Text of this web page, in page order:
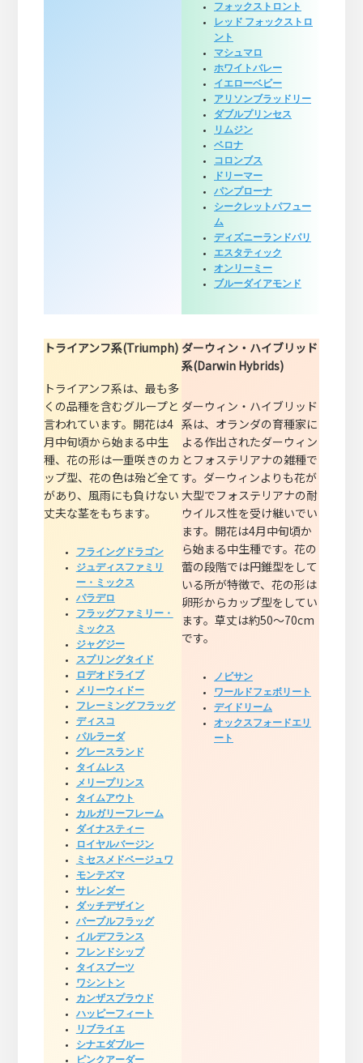
フォックストロント
レッド フォックストロ
ント
マシュマロ
ホワイトバレー
イエローベビー
アリソンブラッドリー
ダブルプリンセス
リムジン
ベロナ
コロンブス
ドリーマー
パンプローナ
シークレットパフュー
ム
ディズニーランドパリ
エスタティック
オンリーミー
ブルーダイアモンド
トライアンフ系(Triumph)
トライアンフ系は、最も多
くの品種を含むグループと
言われています。開花は4
月中旬頃から始まる中生
種、花の形は一重咲きのカ
ップ型、花の色は殆ど全て
があり、風雨にも負けない
丈夫な茎をもちます。
フライングドラゴン
ジュディスファミリ
ー・ミックス
パラデロ
フラッグファミリー・
ミックス
ジャグジー
スプリングタイド
ロデオドライブ
メリーウィドー
フレーミング フラッグ
ディスコ
パルラーダ
グレースランド
タイムレス
メリープリンス
タイムアウト
カルガリーフレーム
ダイナスティー
ロイヤルバージン
ミセスメドベージュワ
モンテズマ
サレンダー
ダッチデザイン
パープルフラッグ
イルデフランス
フレンドシップ
タイスブーツ
ワシントン
カンザスプラウド
ハッピーフィート
リブライエ
シナエダブルー
ピンクアーダー
ダーウィン・ハイブリッド
系(Darwin Hybrids)
ダーウィン・ハイブリッド
系は、オランダの育種家に
よる作出されたダーウィン
とフォステリアナの雑種で
す。ダーウィンよりも花が
大型でフォステリアナの耐
ウイルス性を受け継いでい
ます。開花は4月中旬頃か
ら始まる中生種です。花の
蕾の段階では円錐型をして
いる所が特徴で、花の形は
卵形からカップ型をしてい
ます。草丈は約50～70cm
です。
ノビサン
ワールドフェボリート
デイドリーム
オックスフォードエリ
ート